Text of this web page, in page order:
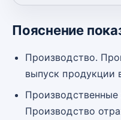
Пояснение
Производство.
выпуск продукции
Производство